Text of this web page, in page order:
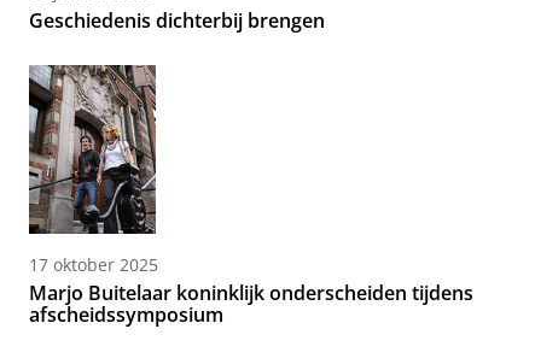
Geschiedenis dichterbij brengen
17 oktober 2025
Marjo Buitelaar koninklijk onderscheiden tijdens
afscheidssymposium